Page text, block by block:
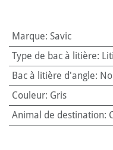
Marque: Savic
Type de bac à litière:
Bac à litière d'angle:
Couleur: Gris
Animal de destination: